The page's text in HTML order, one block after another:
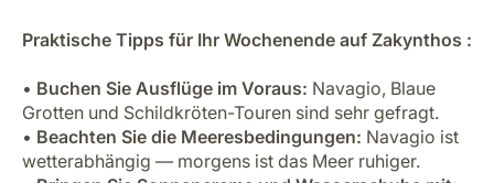
Praktische Tipps für Ihr Wochenende auf Zakynthos :
• Buchen Sie Ausflüge im Voraus: Navagio, Blaue
Grotten und Schildkröten-Touren sind sehr gefragt.
• Beachten Sie die Meeresbedingungen: Navagio ist
wetterabhängig — morgens ist das Meer ruhiger.